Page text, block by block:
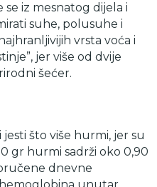
se iz mesnatog dijela i
suhe, polusuhe i
vrsta voća i
jer više od dvije
šećer.
što više hurmi, jer su
gr hurmi sadrži oko 0,90
dnevne